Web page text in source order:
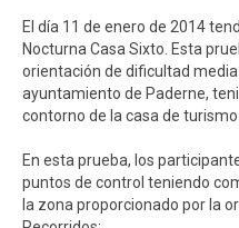
El día 11 de enero de 2014
Nocturna Casa Sixto. Esta
orientación de dificultad
ayuntamiento de Paderne,
contorno de la casa de turismo
En esta prueba, los
puntos de control teniendo
la zona proporcionado por la